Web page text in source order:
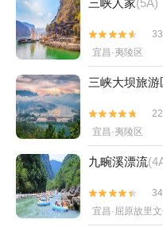
三峡人家(5A)


宜昌·夷陵区
三峡大坝旅游


宜昌·夷陵区
九畹溪漂流


宜昌·屈原故里